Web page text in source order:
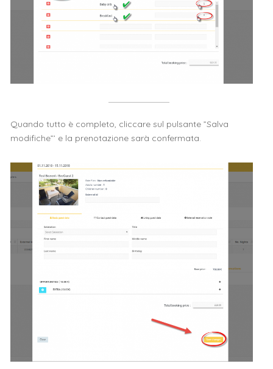
Quando tutto è completo, cliccare sul pulsante ”Salva
modifiche”’ e la prenotazione sarà confermata.